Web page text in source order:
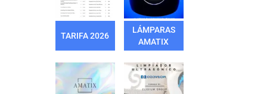
TARIFA 2026
LÁMPARAS
AMATIX